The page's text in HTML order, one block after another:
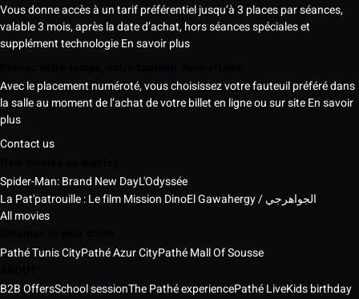
Vous donne accès à un tarif préférentiel jusqu’à 3 places par séances,
valable 3 mois, après la date d’achat, hors séances spéciales et
supplément technologieEn savoir plus
Avec le placement numéroté, vous choisissez votre fauteuil préféré dans
la salle au moment de l’achat de votre billet en ligne ou sur siteEn savoir
plus
Contact us
Spider-Man: Brand New DayL'Odyssée
La Pat'patrouille : Le film Mission Dino
El Gawahergy / الجواهرجي
All movies
Pathé Tunis CityPathé Azur CityPathé Mall Of Sousse
B2B OffersSchool sessionThe Pathé experiencePathé LiveKids birthday